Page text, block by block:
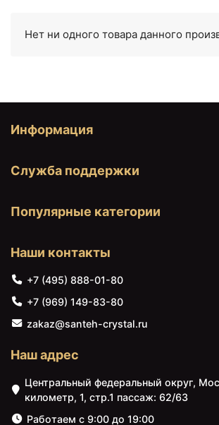
Нет ни одного товара данного
Информация
Служба поддержки
Популярные категории
Наши контакты
+7 (495) 888-01-80
+7 (969) 149-83-80
zakaz@santeh-crystal.ru
Наш адрес
Центральный федеральный округ,
километр, 1, стр.1 пассаж: 62/63
Работаем с 9:00 до 19:00